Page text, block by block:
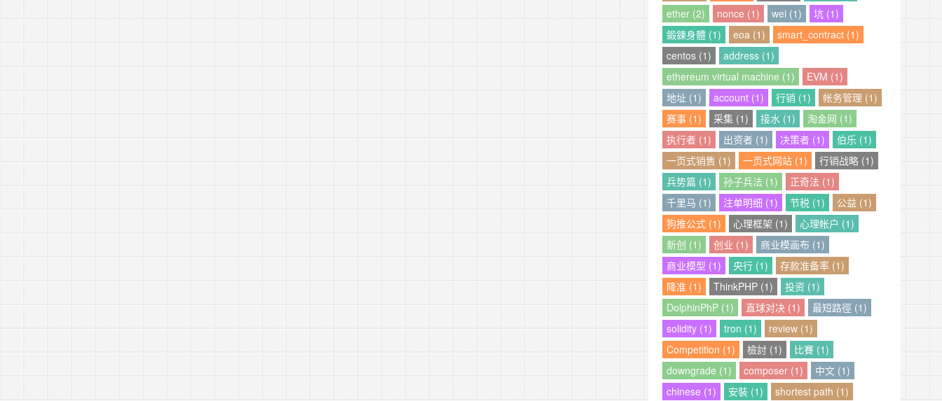
ether (2)
nonce (1) wei (1)
坑 (1)
鍛鍊身體 (1)
eoa (1)
smart_contract (1)
centos (1)
address (1)
ethereum virtual machine (1)
EVM (1)
地址 (1)
account (1) 行销 (1)
帐务管理 (1)
赛事 (1)
采集 (1) 接水 (1)
淘金网 (1)
执行者 (1)
出资者 (1) 决策者 (1)
伯乐 (1)
一页式销售 (1)
一页式网站 (1)
行销战略 (1)
兵势篇 (1)
孙子兵法 (1)
正奇法 (1)
千里马 (1)
注单明细 (1) 节税 (1)
公益 (1)
狗推公式 (1)
心理框架 (1)
心理帐户 (1)
新创 (1)
创业 (1)
商业模画布 (1)
商业模型 (1)
央行 (1)
存款准备率 (1)
降准 (1)
ThinkPHP (1)
投资 (1)
DolphinPhP (1)
直球对决 (1)
最短路徑 (1)
solidity (1)
tron (1)
review (1)
Competition (1)
檢討 (1)
比賽 (1)
downgrade (1)
composer (1)
中文 (1)
chinese (1)
安裝 (1)
shortest path (1)